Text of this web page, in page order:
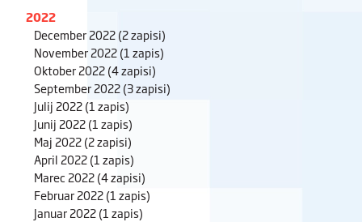
2022
December 2022(2 zapisi)
November 2022(1 zapis)
Oktober 2022(4 zapisi)
September 2022(3 zapisi)
Julij 2022(1 zapis)
Junij 2022(1 zapis)
Maj 2022(2 zapisi)
April 2022(1 zapis)
Marec 2022(4 zapisi)
Februar 2022(1 zapis)
Januar 2022(1 zapis)